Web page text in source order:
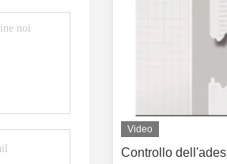
Video
Controllo